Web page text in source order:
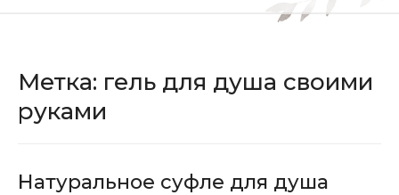
Метка: гель для душа своими
руками
Натуральное суфле для душа